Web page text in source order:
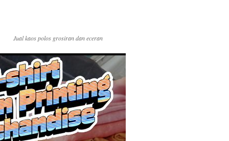
Jual kaos polos grosiran dan eceran